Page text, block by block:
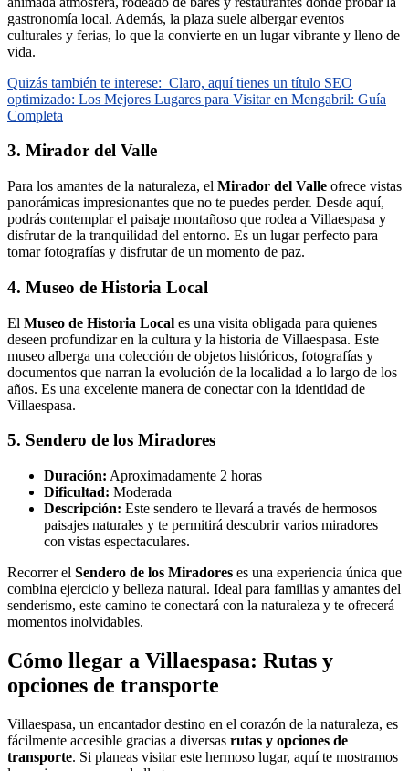
gastronomía local. Además, la plaza suele albergar eventos
culturales y ferias, lo que la convierte en un lugar vibrante y lleno de
vida.
Quizás también te interese: Claro, aquí tienes un título SEO
optimizado: Los Mejores Lugares para Visitar en Mengabril: Guía
Completa
3. Mirador del Valle
Para los amantes de la naturaleza, el Mirador del Valle ofrece vistas
panorámicas impresionantes que no te puedes perder. Desde aquí,
podrás contemplar el paisaje montañoso que rodea a Villaespasa y
disfrutar de la tranquilidad del entorno. Es un lugar perfecto para
tomar fotografías y disfrutar de un momento de paz.
4. Museo de Historia Local
El Museo de Historia Local es una visita obligada para quienes
deseen profundizar en la cultura y la historia de Villaespasa. Este
museo alberga una colección de objetos históricos, fotografías y
documentos que narran la evolución de la localidad a lo largo de los
años. Es una excelente manera de conectar con la identidad de
Villaespasa.
5. Sendero de los Miradores
Duración: Aproximadamente 2 horas
Dificultad: Moderada
Descripción: Este sendero te llevará a través de hermosos
paisajes naturales y te permitirá descubrir varios miradores
con vistas espectaculares.
Recorrer el Sendero de los Miradores es una experiencia única que
combina ejercicio y belleza natural. Ideal para familias y amantes del
senderismo, este camino te conectará con la naturaleza y te ofrecerá
momentos inolvidables.
Cómo llegar a Villaespasa: Rutas y
opciones de transporte
Villaespasa, un encantador destino en el corazón de la naturaleza, es
fácilmente accesible gracias a diversas rutas y opciones de
transporte. Si planeas visitar este hermoso lugar, aquí te mostramos